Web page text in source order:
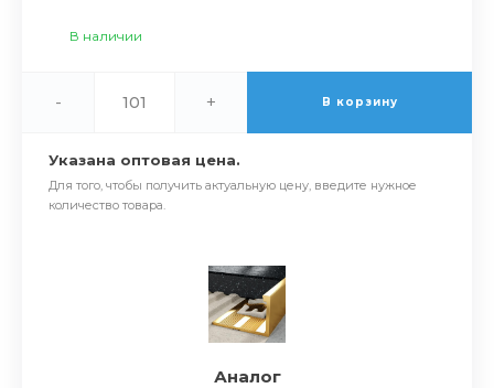
В наличии
- + В корзину
Указана оптовая цена.
Для того, чтобы получить актуальную цену, введите нужное
количество товара.
Аналог